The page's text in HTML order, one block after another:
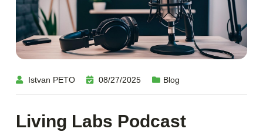
Istvan PETO 08/27/2025 Blog
Living Labs Podcast